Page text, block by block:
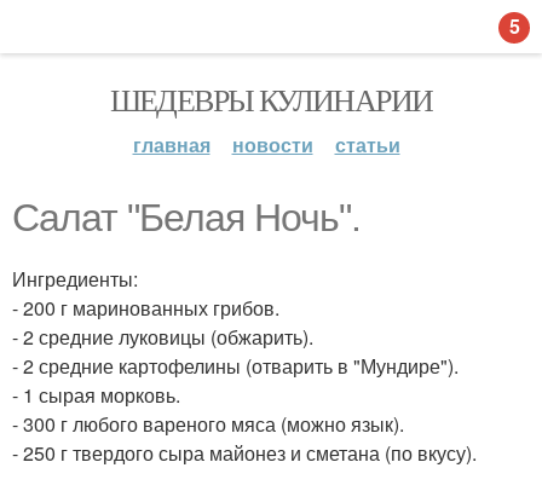
ШЕДЕВРЫ КУЛИНАРИИ
главная новости статьи
Салат "Белая Ночь".
Ингредиенты:
- 200 г маринованных грибов.
- 2 средние луковицы (обжарить).
- 2 средние картофелины (отварить в "Мундире").
- 1 сырая морковь.
- 300 г любого вареного мяса (можно язык).
- 250 г твердого сыра майонез и сметана (по вкусу).
5